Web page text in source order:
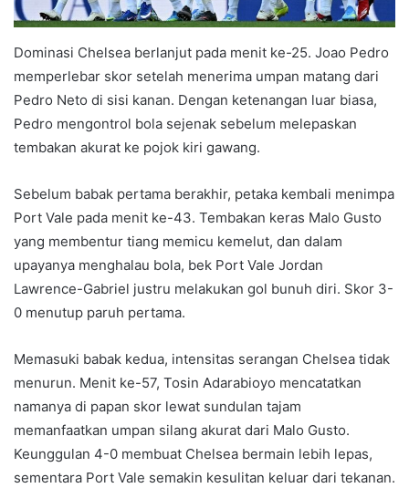
Dominasi Chelsea berlanjut pada menit ke-25. Joao Pedro
memperlebar skor setelah menerima umpan matang dari
Pedro Neto di sisi kanan. Dengan ketenangan luar biasa,
Pedro mengontrol bola sejenak sebelum melepaskan
tembakan akurat ke pojok kiri gawang.
Sebelum babak pertama berakhir, petaka kembali menimpa
Port Vale pada menit ke-43. Tembakan keras Malo Gusto
yang membentur tiang memicu kemelut, dan dalam
upayanya menghalau bola, bek Port Vale Jordan
Lawrence-Gabriel justru melakukan gol bunuh diri. Skor 3-
0 menutup paruh pertama.
Memasuki babak kedua, intensitas serangan Chelsea tidak
menurun. Menit ke-57, Tosin Adarabioyo mencatatkan
namanya di papan skor lewat sundulan tajam
memanfaatkan umpan silang akurat dari Malo Gusto.
Keunggulan 4-0 membuat Chelsea bermain lebih lepas,
sementara Port Vale semakin kesulitan keluar dari tekanan.